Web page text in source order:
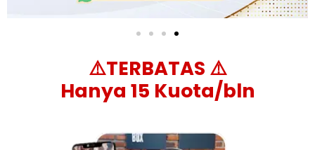
⚠️TERBATAS ⚠️
Hanya 15 Kuota/bln